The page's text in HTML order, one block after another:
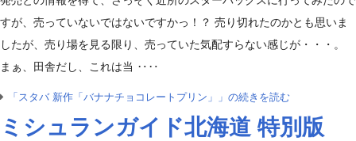
すが、売っていないではないですかっ！？ 売り切れたのかとも思いま
したが、売り場を見る限り、売っていた気配すらない感じが・・・。
まぁ、田舎だし、これは当 ‥‥
「スタバ 新作「バナナチョコレートプリン」」の続きを読む
ミシュランガイド北海道 特別版